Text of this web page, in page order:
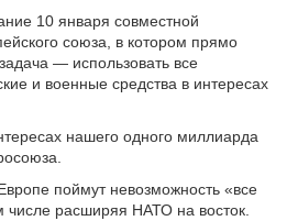
10 января совместной
союза, в котором прямо
— использовать все
и военные средства в интересах
нашего одного миллиарда
поймут невозможность «все
расширяя НАТО на восток.